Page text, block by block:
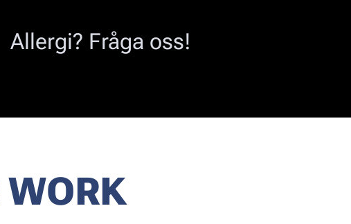
Allergi? Fråga oss!
WORK